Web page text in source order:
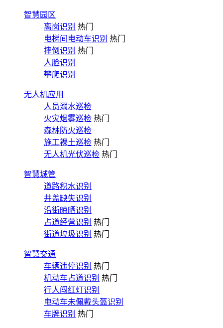
智慧园区
离岗识别 热门
电梯间电动车识别 热门
摔倒识别 热门
人脸识别
攀爬识别
无人机应用
人员溺水巡检
火灾烟雾巡检 热门
森林防火巡检
施工裸土巡检 热门
无人机光伏巡检 热门
智慧城管
道路积水识别
井盖缺失识别
沿街晾晒识别
占道经营识别 热门
街道垃圾识别 热门
智慧交通
车辆违停识别 热门
机动车占道识别 热门
行人闯红灯识别
电动车未佩戴头盔识别
车牌识别 热门